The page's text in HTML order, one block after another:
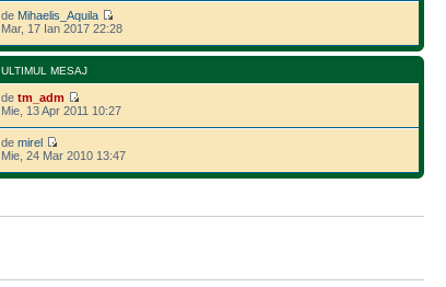
de Mihaelis_Aquila
Mar, 17 Ian 2017 22:28
ULTIMUL MESAJ
detm_adm
Mie, 13 Apr 2011 10:27
demirel
Mie, 24 Mar 2010 13:47